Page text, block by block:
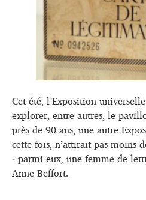
Cet été, l’Exposition
explorer, entre autres, le
près de 90 ans, une autre
cette fois, n’attirait pas moins
‒ parmi eux, une femme de
Anne Beffort.